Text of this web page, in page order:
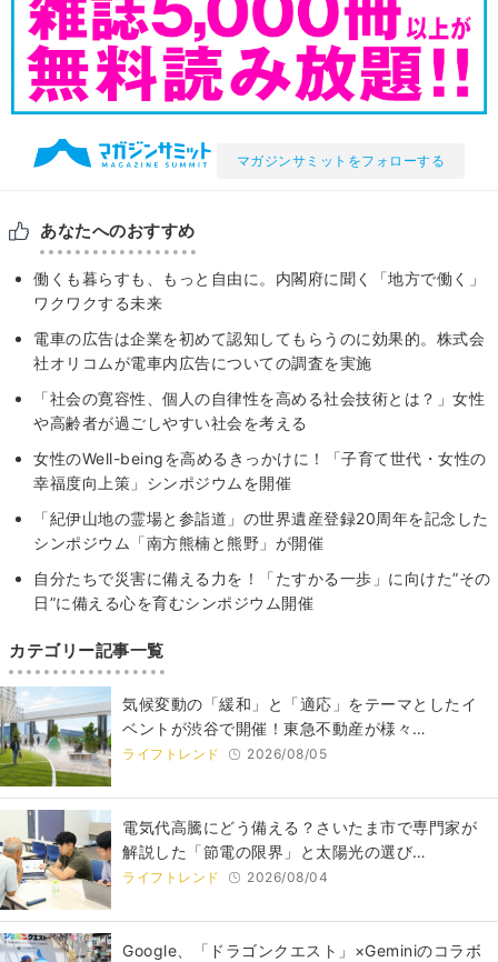
マガジンサミットをフォローする
あなたへのおすすめ
働くも暮らすも、もっと自由に。内閣府に聞く「地方で働く」
ワクワクする未来
電車の広告は企業を初めて認知してもらうのに効果的。株式会
社オリコムが電車内広告についての調査を実施
「社会の寛容性、個人の自律性を高める社会技術とは？」女性
や高齢者が過ごしやすい社会を考える
女性のWell-beingを高めるきっかけに！「子育て世代・女性の
幸福度向上策」シンポジウムを開催
「紀伊山地の霊場と参詣道」の世界遺産登録20周年を記念した
シンポジウム「南方熊楠と熊野」が開催
自分たちで災害に備える力を！「たすかる一歩」に向けた”その
日”に備える心を育むシンポジウム開催
カテゴリー記事一覧
気候変動の「緩和」と「適応」をテーマとしたイ
ベントが渋谷で開催！東急不動産が様々…
ライフトレンド 2026/08/05
電気代高騰にどう備える？さいたま市で専門家が
解説した「節電の限界」と太陽光の選び…
ライフトレンド 2026/08/04
Google、「ドラゴンクエスト」×Geminiのコラボ